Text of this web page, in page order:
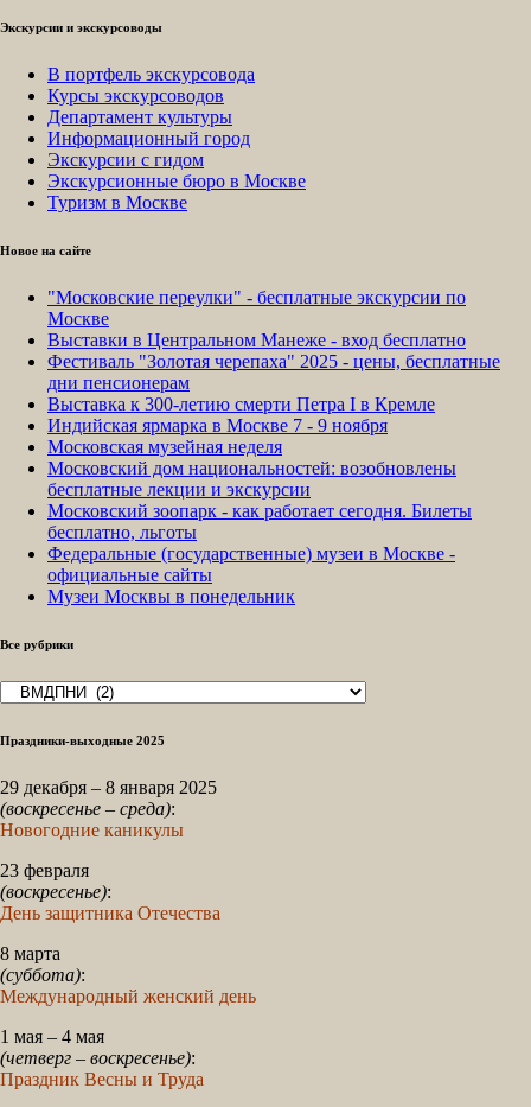
Экскурсии и экскурсоводы
В портфель экскурсовода
Курсы экскурсоводов
Департамент культуры
Информационный город
Экскурсии с гидом
Экскурсионные бюро в Москве
Туризм в Москве
Новое на сайте
"Московские переулки" - бесплатные экскурсии по
Москве
Выставки в Центральном Манеже - вход бесплатно
Фестиваль "Золотая черепаха" 2025 - цены, бесплатные
дни пенсионерам
Выставка к 300-летию смерти Петра I в Кремле
Индийская ярмарка в Москве 7 - 9 ноября
Московская музейная неделя
Московский дом национальностей: возобновлены
бесплатные лекции и экскурсии
Московский зоопарк - как работает сегодня. Билеты
бесплатно, льготы
Федеральные (государственные) музеи в Москве -
официальные сайты
Музеи Москвы в понедельник
Все рубрики
Все
Праздники-выходные 2025
29 декабря – 8 января 2025
(воскресенье – среда):
Новогодние каникулы
23 февраля
(воскресенье):
День защитника Отечества
8 марта
(суббота):
Международный женский день
1 мая – 4 мая
(четверг – воскресенье):
Праздник Весны и Труда